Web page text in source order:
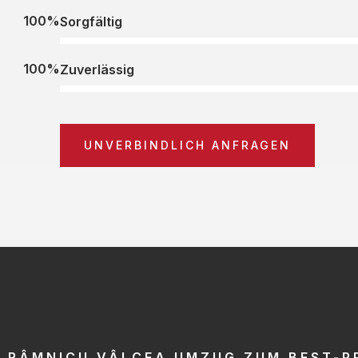
Sorgfältig
100%
Zuverlässig
100%
UNVERBINDLICH ANFRAGEN